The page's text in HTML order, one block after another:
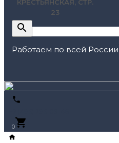
КРЕСТЬЯНСКАЯ, СТР.
23
Работаем по всей России
0